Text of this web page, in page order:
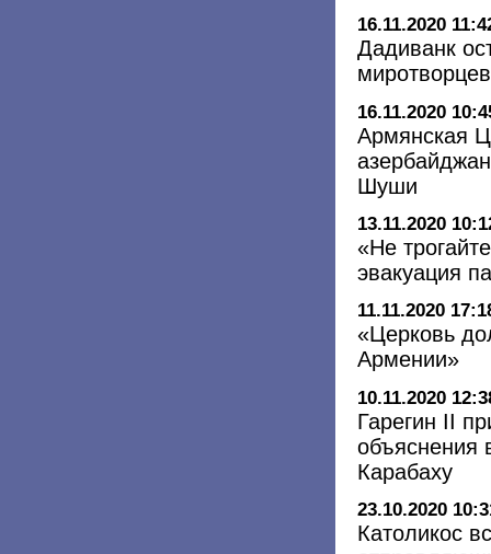
16.11.2020
Дадиванк
16.11.2020
Армянская
Шуши
13.11.2020
«Не
эвакуация
11.11.2020
«Церковь
Армении»
10.11.2020
Гарегин II
объяснения
Карабаху
23.10.2020
Католикос